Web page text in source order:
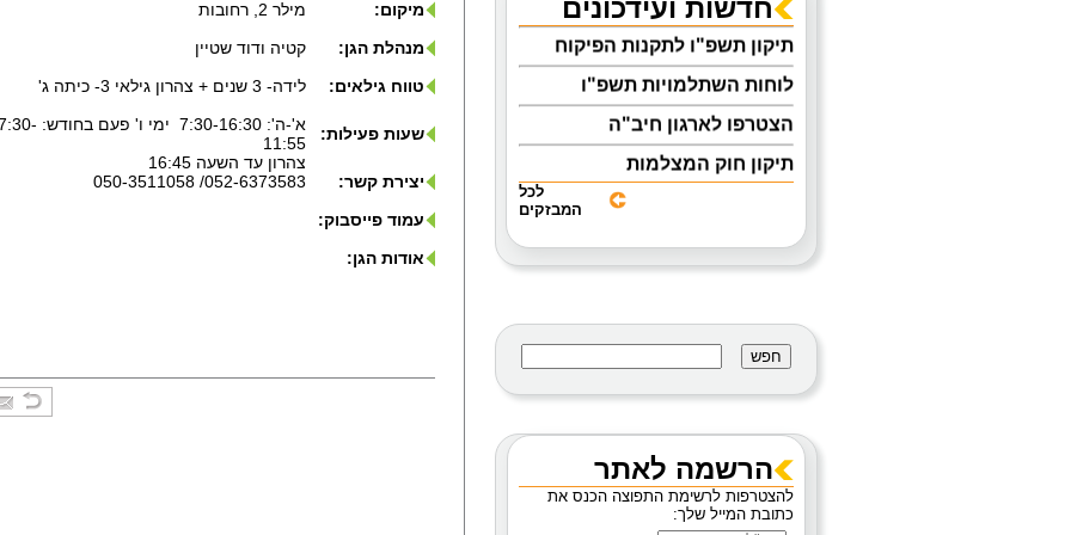
חדשות ועידכונים
תיקון תשפ"ו לתקנות הפיקוח
לוחות השתלמויות תשפ"ו
הצטרפו לארגון חיב"ה
תיקון חוק המצלמות
אוגדן הנחיות להפעלת מעון יום
מניעת נפילות בעת טיפול
והחתלה
מידע בנושא מטפי כיבוי אש
לכל
המבזקים
הרשמה לאתר
להצטרפות לרשימת התפוצה הכנס את
כתובת המייל שלך:
מיקום:
מילר 2, רחובות
מנהלת הגן:
קטיה ודוד שטיין
טווח גילאים:
לידה- 3 שנים + צהרון גילאי 3- כיתה ג'
שעות פעילות:
א'-ה': 7:30-16:30 ימי ו' פעם
11:55
צהרון עד השעה 16:45
יצירת קשר:
052-6373583/ 050-3511058
עמוד פייסבוק:
אודות הגן: